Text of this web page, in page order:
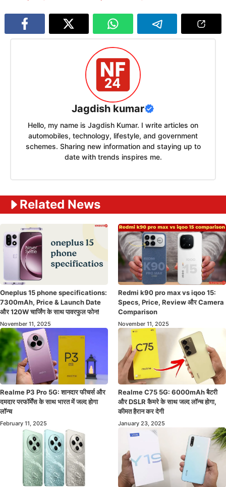
Jagdish kumar
Hello, my name is Jagdish Kumar. I write articles on
automobiles, technology, lifestyle, and government
schemes. Sharing new information and staying up to
date with trends inspires me.
Related News
Oneplus 15 phone specifications:
7300mAh, Price & Launch Date
और 120W चार्जिंग के साथ पावरफुल फोन!
November 11, 2025
Redmi k90 pro max vs iqoo 15:
Specs, Price, Review और Camera
Comparison
November 11, 2025
Realme P3 Pro 5G: शानदार फीचर्स और
दमदार परफॉर्मेंस के साथ भारत में जल्द होगा
लॉन्च
February 11, 2025
Realme C75 5G: 6000mAh बैटरी
और DSLR कैमरे के साथ जल्द लॉन्च होगा,
कीमत हैरान कर देगी
January 23, 2025